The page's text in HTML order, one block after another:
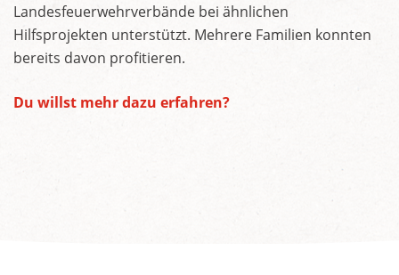
Landesfeuerwehrverbände bei ähnlichen
Hilfsprojekten unterstützt. Mehrere Familien konnten
bereits davon profitieren.
Du willst mehr dazu erfahren?